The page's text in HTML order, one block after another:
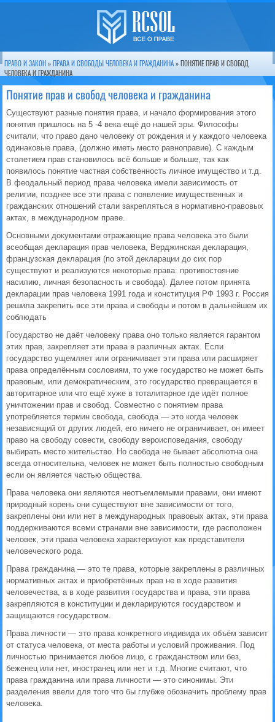
ПРАВО И ЗАКОН » ПРАВА И СВОБОДЫ ЧЕЛОВЕКА И ГРАЖДАНИНА» ПОНЯТИЕ ПРАВ И СВОБОД
ЧЕЛОВЕКА И ГРАЖДАНИНА
Понятие прав и свобод человека и гражданина
Существуют разные понятия права, и начало формирования этого
понятия пришлось на 5 -4 века ещё до нашей эры. Философы
считали, что право дано человеку от рождения и у каждого человека
одинаковые права, (должно иметь место равноправие). С каждым
столетием прав становилось всё больше и больше, так как
появилось понятие частная собственность личное имущество и т.д.
В феодальный период права человека имели зависимость от
религии, позднее все эти права с появление имущественных и
гражданских отношений стали закрепляться в нормативно-правовых
актах, в международном праве.
Основными документами отражающие права человека это были
всеобщая декларация прав человека, Верджинская декларация,
французская декларация (по этой декларации до сих пор
существуют и реализуются некоторые права: противостояние
насилию, личная безопасность и свобода). Далее потом принята
декларации прав человека 1991 года и конституция РФ 1993 г. Россия
решила закрепить все эти права и свободы и потом в дальнейшем их
соблюдать
Государство не даёт человеку права оно только является гарантом
этих прав, закрепляет эти права в различных актах. Если
государство ущемляет или ограничивает эти права или расширяет
права определённым сословиям, то уже государство не может быть
правовым, или демократическим, это государство превращается в
авторитарное или что ещё хуже в тоталитарное где идёт полное
уничтожении прав и свобод. Совместно с понятием права
употребляется термин свобода, свобода — это когда человек
независящий от других людей, его ничего не ограничивает, он имеет
право на свободу совести, свободу вероисповедания, свободу
выбирать место жительство. Но свобода не бывает абсолютна она
всегда относительна, человек не может быть полностью свободным
если он является частью общества.
Права человека они являются неотъемлемыми правами, они имеют
природный корень они существуют вне зависимости от того,
закреплены они или нет в международных правовых актах, эти права
поддерживаются всеми странами вне зависимости, где расположен
человек, эти права человека характеризуют как представителя
человеческого рода.
Права гражданина — это те права, которые закреплены в различных
нормативных актах и приобретённых прав не в ходе развития
человечества, а в ходе развития государства и права, эти права
закрепляются в конституции и декларируются государством и
защищаются государством.
Права личности — это права конкретного индивида их объём зависит
от статуса человека, от места работы и условий проживания. Под
личностью принимается любое лицо, с гражданством или без,
беженец или нет, иностранец или нет и т.д. Многие считают, что
права гражданина или права личности — это синонимы. Эти
разделения ввели для того что бы глубже обозначить проблему прав
человека.